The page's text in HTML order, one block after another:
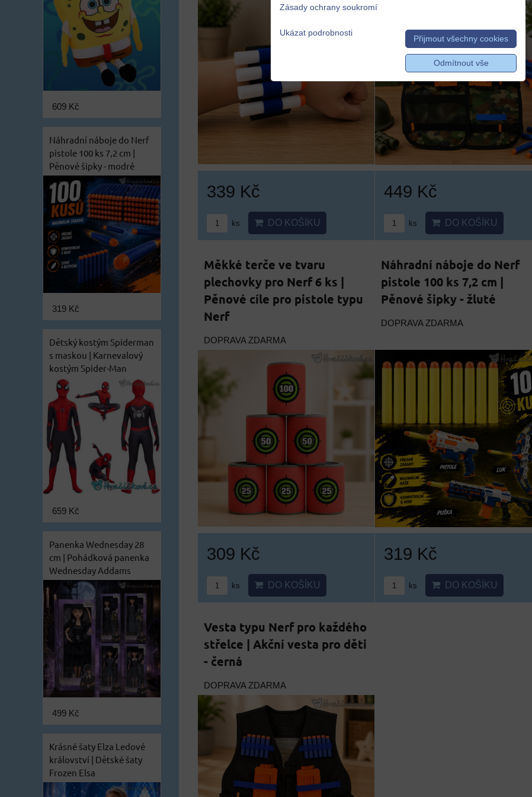
339 Kč
ks DO KOŠÍKU
449 Kč
ks DO KOŠÍKU
Měkké terče ve tvaru
plechovky pro Nerf 6 ks |
Pěnové cíle pro pistole typu
Nerf
DOPRAVA ZDARMA
309 Kč
ks DO KOŠÍKU
Náhradní náboje do Nerf
pistole 100 ks 7,2 cm |
Pěnové šipky - žluté
DOPRAVA ZDARMA
319 Kč
ks DO KOŠÍKU
Vesta typu Nerf pro každého
střelce | Akční vesta pro děti
- černá
DOPRAVA ZDARMA
609 Kč
Náhradní náboje do Nerf
pistole 100 ks 7,2 cm |
Pěnové šipky - modré
319 Kč
Dětský kostým Spiderman
s maskou | Karnevalový
kostým Spider-Man
659 Kč
Panenka Wednesday 28
cm | Pohádková panenka
Wednesday Addams
499 Kč
Krásné šaty Elza Ledové
království | Dětské šaty
Frozen Elsa
Zásady ochrany soukromí
Ukázat podrobnosti
Přijmout všechny cookies
Odmítnout vše